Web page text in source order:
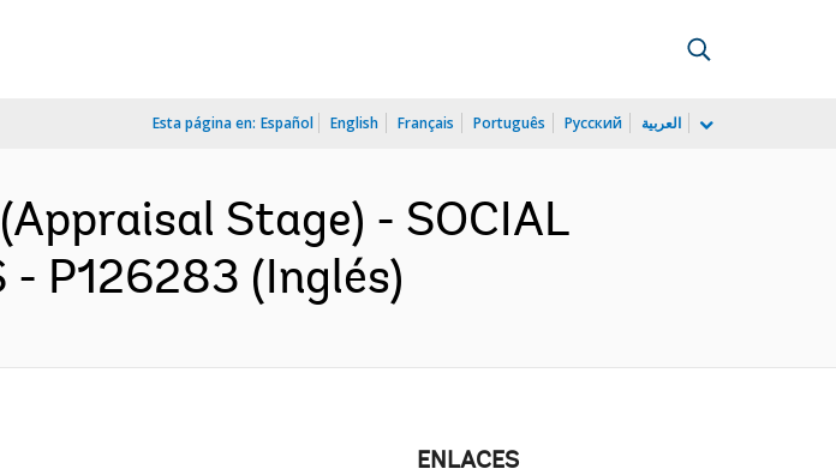
Esta página en: Español English Français Português Русский العربية
Stage) - SOCIAL
- P126283 (Inglés)
ENLACES